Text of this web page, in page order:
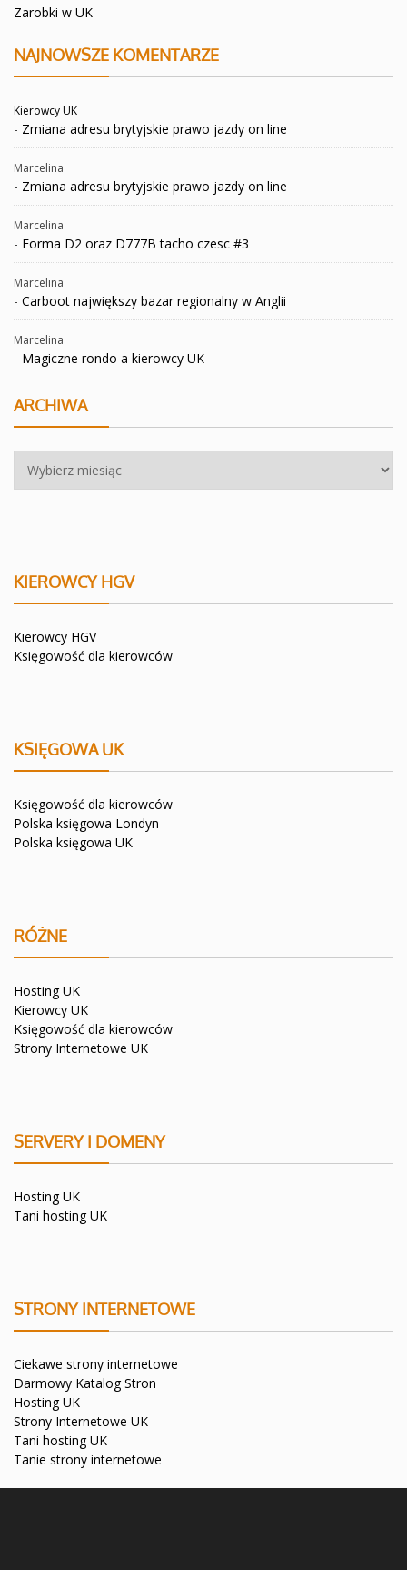
Zarobki w UK
NAJNOWSZE KOMENTARZE
Kierowcy UK
- Zmiana adresu brytyjskie prawo jazdy on line
Marcelina
- Zmiana adresu brytyjskie prawo jazdy on line
Marcelina
- Forma D2 oraz D777B tacho czesc #3
Marcelina
- Carboot największy bazar regionalny w Anglii
Marcelina
- Magiczne rondo a kierowcy UK
ARCHIWA
KIEROWCY HGV
Kierowcy HGV
Księgowość dla kierowców
KSIĘGOWA UK
Księgowość dla kierowców
Polska księgowa Londyn
Polska księgowa UK
RÓŻNE
Hosting UK
Kierowcy UK
Księgowość dla kierowców
Strony Internetowe UK
SERVERY I DOMENY
Hosting UK
Tani hosting UK
STRONY INTERNETOWE
Ciekawe strony internetowe
Darmowy Katalog Stron
Hosting UK
Strony Internetowe UK
Tani hosting UK
Tanie strony internetowe